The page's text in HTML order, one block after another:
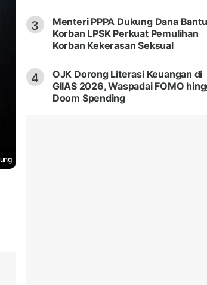
3
Menteri PPPA Dukung Dana
Korban LPSK Perkuat Pemulihan
Korban Kekerasan Seksual
4
OJK Dorong Literasi Keuangan di
GIIAS 2026, Waspadai FOMO
Doom Spending